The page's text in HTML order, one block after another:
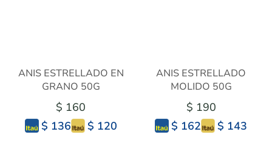
ANIS ESTRELLADO EN
GRANO 50G
$ 160
$ 136
$ 120
ANIS ESTRELLADO
MOLIDO 50G
$ 190
$ 162
$ 143